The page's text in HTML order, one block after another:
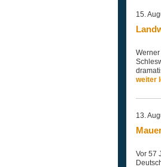
15.
weiter
13.
Vor 57